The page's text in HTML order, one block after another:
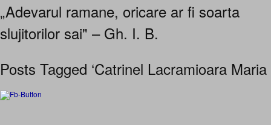
„Adevarul ramane, oricare ar fi soarta
slujitorilor sai" – Gh. I. B.
Posts Tagged ‘Catrinel Lacramioara